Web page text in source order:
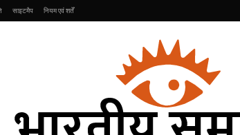
साइटमैप नियम एवं शर्तें